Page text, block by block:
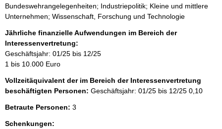
Bundeswehrangelegenheiten; Industriepolitik; Kleine und mittlere
Unternehmen; Wissenschaft, Forschung und Technologie
Jährliche finanzielle Aufwendungen im Bereich der
Interessenvertretung:
Geschäftsjahr: 01/25 bis 12/25
1 bis 10.000 Euro
Vollzeitäquivalent der im Bereich der Interessenvertretung
beschäftigten Personen: Geschäftsjahr: 01/25 bis 12/25 0,10
Betraute Personen: 3
Schenkungen: